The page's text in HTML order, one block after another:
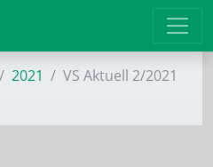
2021
VS Aktuell 2/2021